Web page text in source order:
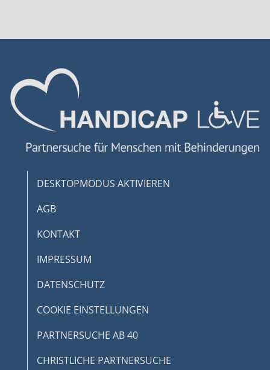
DESKTOPMODUS AKTIVIEREN
AGB
KONTAKT
IMPRESSUM
DATENSCHUTZ
COOKIE EINSTELLUNGEN
PARTNERSUCHE AB 40
CHRISTLICHE PARTNERSUCHE